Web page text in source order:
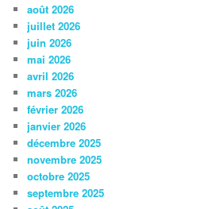
août 2026
juillet 2026
juin 2026
mai 2026
avril 2026
mars 2026
février 2026
janvier 2026
décembre 2025
novembre 2025
octobre 2025
septembre 2025